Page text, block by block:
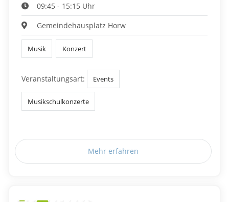
09:45 - 15:15 Uhr
Gemeindehausplatz Horw
Musik Konzert
Veranstaltungsart: Events
Musikschulkonzerte
Mehr erfahren